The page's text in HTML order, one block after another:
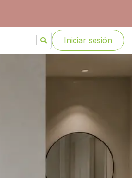
Iniciar sesión